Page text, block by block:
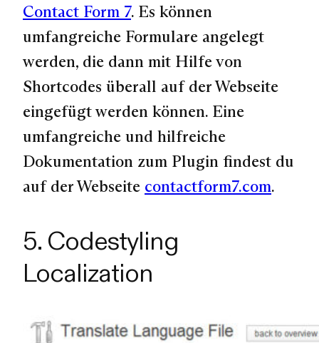
Contact Form 7. Es können
umfangreiche Formulare angelegt
werden, die dann mit Hilfe von
Shortcodes überall auf der Webseite
eingefügt werden können. Eine
umfangreiche und hilfreiche
Dokumentation zum Plugin findest du
auf der Webseite contactform7.com.
5. Codestyling
Localization